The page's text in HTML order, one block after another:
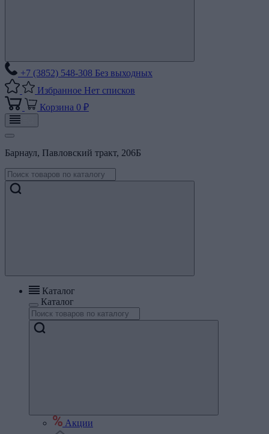
+7 (3852) 548-308 Без выходных
Избранное Нет списков
Корзина 0 ₽
Барнаул, Павловский тракт, 206Б
Каталог
Каталог
Акции